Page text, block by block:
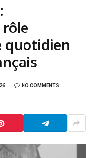
quotidien
NO COMMENTS